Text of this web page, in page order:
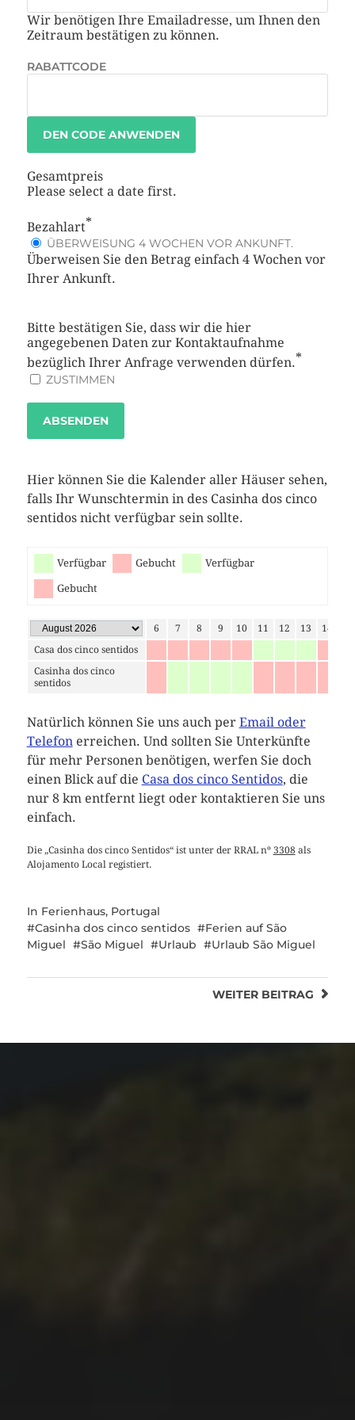
Wir benötigen Ihre Emailadresse, um Ihnen den
Zeitraum bestätigen zu können.
RABATTCODE
DEN CODE ANWENDEN
Gesamtpreis
Please select a date first.
Bezahlart*
ÜBERWEISUNG 4 WOCHEN VOR ANKUNFT.
Überweisen Sie den Betrag einfach 4 Wochen vor
Ihrer Ankunft.
Bitte bestätigen Sie, dass wir die hier
angegebenen Daten zur Kontaktaufnahme
bezüglich Ihrer Anfrage verwenden dürfen.*
ZUSTIMMEN
ABSENDEN
Hier können Sie die Kalender aller Häuser sehen,
falls Ihr Wunschtermin in des Casinha dos cinco
sentidos nicht verfügbar sein sollte.
Verfügbar Gebucht Verfügbar
Gebucht
1 2 3 5 6 7 8 9 10 11 12 13 14
Casa dos cinco sentidos
Casinha dos cinco
sentidos
Natürlich können Sie uns auch per Email oder
Telefon erreichen. Und sollten Sie Unterkünfte
für mehr Personen benötigen, werfen Sie doch
einen Blick auf die Casa dos cinco Sentidos, die
nur 8 km entfernt liegt oder kontaktieren Sie uns
einfach.
Die „Casinha dos cinco Sentidos“ ist unter der RRAL nº 3308 als
Alojamento Local registiert.
In Ferienhaus, Portugal
Casinha dos cinco sentidos
Ferien auf São
Miguel
São Miguel Urlaub Urlaub São Miguel
WEITER BEITRAG